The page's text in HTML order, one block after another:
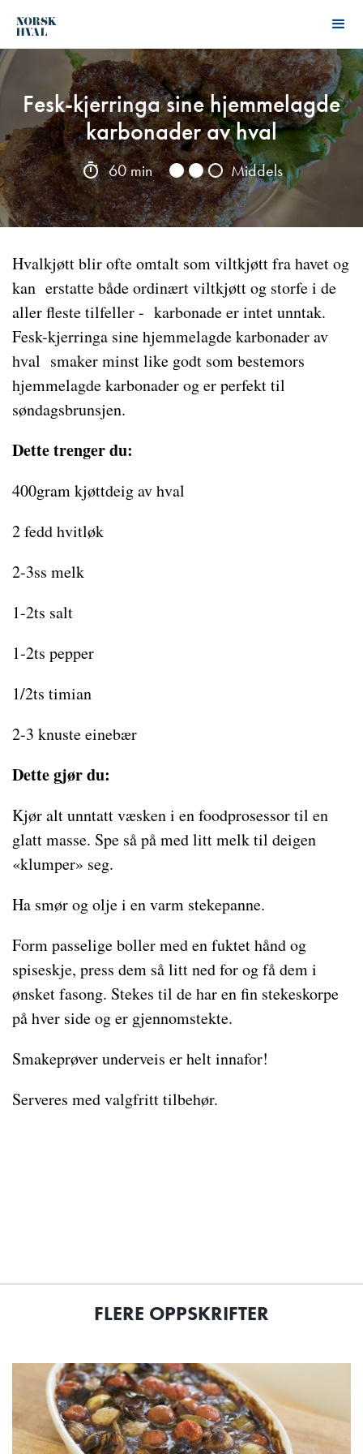
Fesk-kjerringa sine hjemmelagde
karbonader av hval
60 min Middels
Hvalkjøtt blir ofte omtalt som viltkjøtt fra havet og
kan erstatte både ordinært viltkjøtt og storfe i de
aller fleste tilfeller - karbonade er intet unntak.
Fesk-kjerringa sine hjemmelagde karbonader av
hval smaker minst like godt som bestemors
hjemmelagde karbonader og er perfekt til
søndagsbrunsjen.
Dette trenger du:
400gram kjøttdeig av hval
2 fedd hvitløk
2-3ss melk
1-2ts salt
1-2ts pepper
1/2ts timian
2-3 knuste einebær
Dette gjør du:
Kjør alt unntatt væsken i en foodprosessor til en
glatt masse. Spe så på med litt melk til deigen
«klumper» seg.
Ha smør og olje i en varm stekepanne.
Form passelige boller med en fuktet hånd og
spiseskje, press dem så litt ned for og få dem i
ønsket fasong. Stekes til de har en fin stekeskorpe
på hver side og er gjennomstekte.
Smakeprøver underveis er helt innafor!
Serveres med valgfritt tilbehør.
FLERE OPPSKRIFTER